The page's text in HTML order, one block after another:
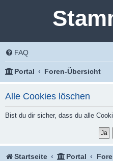
FAQ
Portal Foren-Übersicht
Alle Cookies löschen
Bist du dir sicher, dass du alle
Startseite Portal